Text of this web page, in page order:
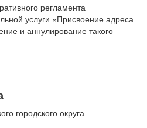
регламента
услуги «Присвоение адреса
и аннулирование такого
городского округа